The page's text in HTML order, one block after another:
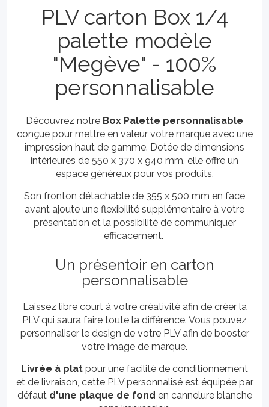
PLV carton Box 1/4
palette modèle
"Megève" - 100%
personnalisable
Découvrez notre Box Palette personnalisable
conçue pour mettre en valeur votre marque avec une
impression haut de gamme. Dotée de dimensions
intérieures de 550 x 370 x 940 mm, elle offre un
espace généreux pour vos produits.
Son fronton détachable de 355 x 500 mm en face
avant ajoute une flexibilité supplémentaire à votre
présentation et la possibilité de communiquer
efficacement.
Un présentoir en carton
personnalisable
Laissez libre court à votre créativité afin de créer la
PLV qui saura faire toute la différence. Vous pouvez
personnaliser le design de votre PLV afin de booster
votre image de marque.
Livrée à plat pour une facilité de conditionnement
et de livraison, cette PLV personnalisé est équipée par
défautd'une plaque de fond en cannelure blanche